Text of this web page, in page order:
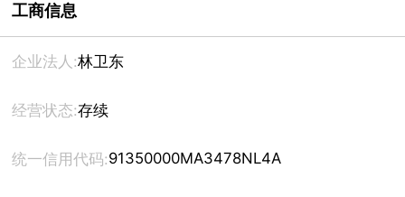
工商信息
企业法人:林卫东
经营状态:存续
统一信用代码:91350000MA3478NL4A